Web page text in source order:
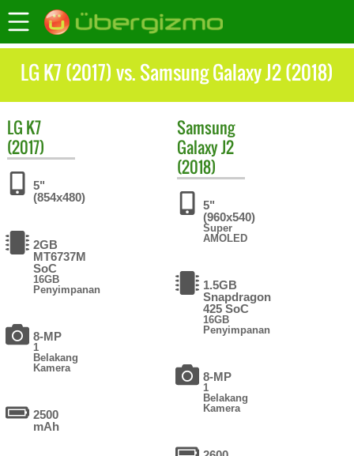
LG K7 (2017) vs. Samsung Galaxy J2 (2018)
LG K7
(2017)
5"
(854x480)
2GB
MT6737M
SoC
16GB
Penyimpanan
8-MP
1
Belakang
Kamera
2500
mAh
Samsung
Galaxy J2
(2018)
5"
(960x540)
Super
AMOLED
1.5GB
Snapdragon
425 SoC
16GB
Penyimpanan
8-MP
1
Belakang
Kamera